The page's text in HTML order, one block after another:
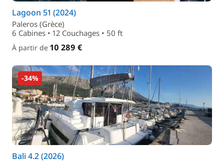
Lagoon 51 (2024)
Paleros (Grèce)
6 Cabines • 12 Couchages • 50 ft
À partir de 10 289 €
-34%
Bali 4.2 (2026)